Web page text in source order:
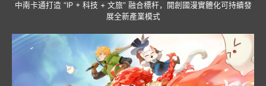
中南卡通打造 “IP + 科技 + 文旅” 融合標杆，開創國漫實體化可持續發
展全新產業模式